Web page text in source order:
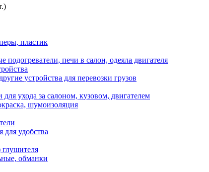
)
пластик
печи в салон, одеяла двигателя
устройства для перевозки грузов
ухода за салоном, кузовом, двигателем
шумоизоляция
для удобства
обманки